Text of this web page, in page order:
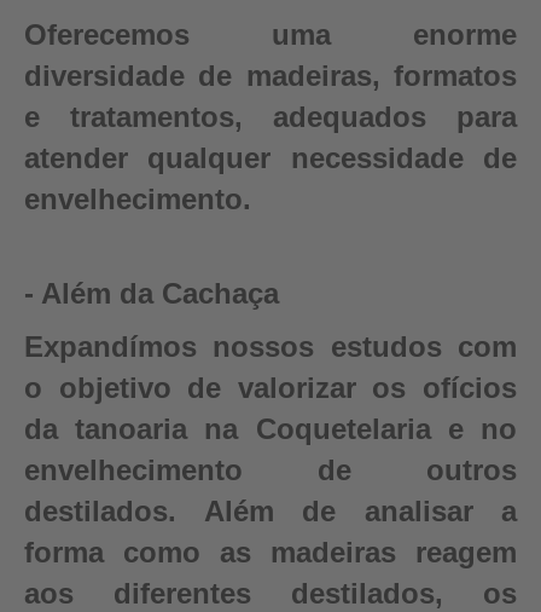
Oferecemos uma enorme
diversidade de madeiras, formatos
e tratamentos, adequados para
atender qualquer necessidade de
envelhecimento.
- Além da Cachaça
Expandímos nossos estudos com
o objetivo de valorizar os ofícios
da tanoaria na Coquetelaria e no
envelhecimento de outros
destilados. Além de analisar a
forma como as madeiras reagem
aos diferentes destilados, os